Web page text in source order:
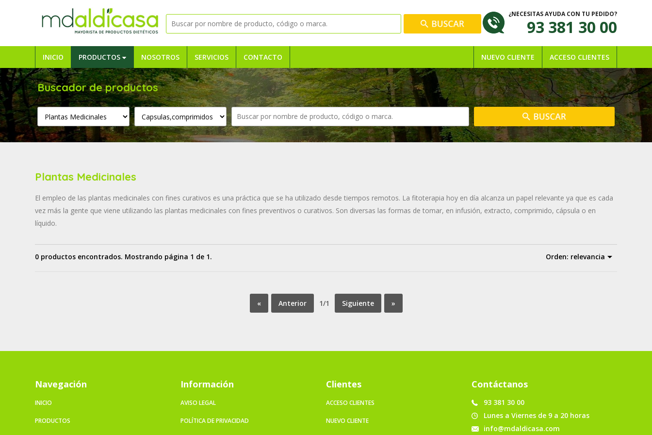
¿NECESITAS AYUDA CON TU PEDIDO?
93 381 30 00
INICIO PRODUCTOS NOSOTROS SERVICIOS CONTACTO NUEVO CLIENTE ACCESO CLIENTES
Buscador de productos
Plantas Medicinales
El empleo de las plantas medicinales con fines curativos es una práctica que se ha utilizado desde tiempos remotos. La fitoterapia hoy en día alcanza un papel relevante ya que es cada
vez más la gente que viene utilizando las plantas medicinales con fines preventivos o curativos. Son diversas las formas de tomar, en infusión, extracto, comprimido, cápsula o en
líquido.
0 productos encontrados. Mostrando página 1 de 1. Orden: relevancia
« Anterior 1/1 Siguiente »
Navegación
INICIO
PRODUCTOS
Información
AVISO LEGAL
POLÍTICA DE PRIVACIDAD
Clientes
ACCESO CLIENTES
NUEVO CLIENTE
Contáctanos
93 381 30 00
Lunes a Viernes de 9 a 20 horas
info@mdaldicasa.com